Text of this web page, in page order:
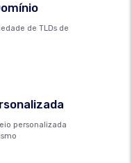
de TLDs de
personalizada